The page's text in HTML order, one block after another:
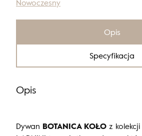
Opis
Specyfikacja
Opis
Dywan BOTANICA KOŁO z